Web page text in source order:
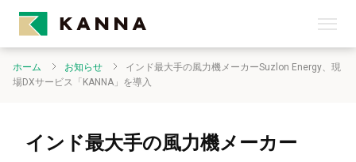
ホーム お知らせ
インド最大手の風力機メーカーSuzlon Energy、現
場DXサービス「KANNA」を導入
インド最大手の風力機メーカー